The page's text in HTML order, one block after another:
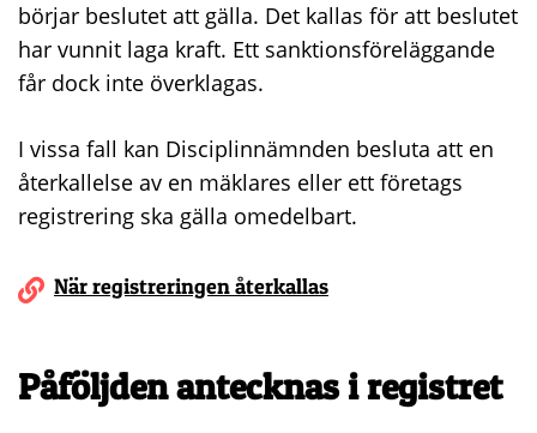
börjar beslutet att gälla. Det kallas för att beslutet
har vunnit laga kraft. Ett sanktionsföreläggande
får dock inte överklagas.
I vissa fall kan Disciplinnämnden besluta att en
återkallelse av en mäklares eller ett företags
registrering ska gälla omedelbart.
När registreringen återkallas
Påföljden antecknas i registret